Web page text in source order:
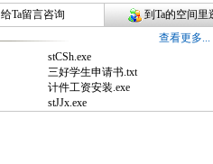
给Ta留言咨询
到Ta的空间里
查看更多...
stCSh.exe
三好学生申请书.txt
计件工资安装.exe
stJJx.exe